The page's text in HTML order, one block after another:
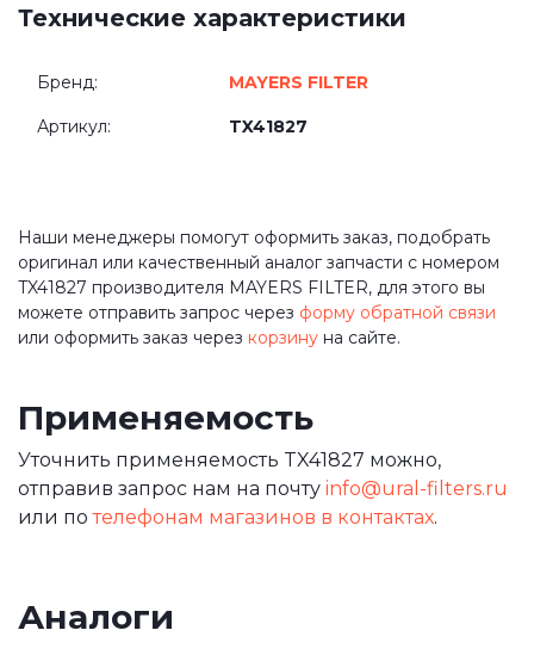
Технические характеристики
Бренд: MAYERS FILTER
Артикул: TX41827
Наши менеджеры помогут оформить заказ, подобрать
оригинал или качественный аналог запчасти с номером
TX41827 производителя MAYERS FILTER, для этого вы
можете отправить запрос через форму обратной связи
или оформить заказ через корзину на сайте.
Применяемость
Уточнить применяемость TX41827 можно,
отправив запрос нам на почту info@ural-filters.ru
или потелефонам магазинов в контактах.
Аналоги